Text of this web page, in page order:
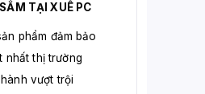
TẠI XUÊ PC
phẩm đảm bảo
nhất thị trường
vượt trội